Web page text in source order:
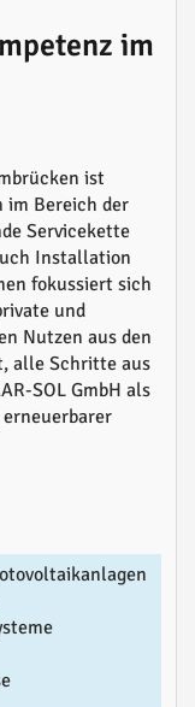
im
ist
im Bereich der
Servicekette
Installation
fokussiert sich
und
Nutzen aus den
alle Schritte aus
SOL GmbH als